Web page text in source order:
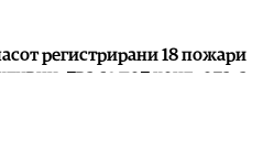
регистрирани 18 пожари
два се под контрола, а